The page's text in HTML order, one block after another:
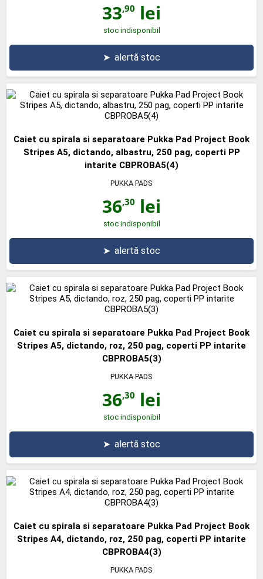
33,90 lei
stoc indisponibil
➤ alertă stoc
Caiet cu spirala si separatoare Pukka Pad Project Book
Stripes A5, dictando, albastru, 250 pag, coperti PP
intarite CBPROBA5(4)
PUKKA PADS
36,30 lei
stoc indisponibil
➤ alertă stoc
Caiet cu spirala si separatoare Pukka Pad Project Book
Stripes A5, dictando, roz, 250 pag, coperti PP intarite
CBPROBA5(3)
PUKKA PADS
36,30 lei
stoc indisponibil
➤ alertă stoc
Caiet cu spirala si separatoare Pukka Pad Project Book
Stripes A4, dictando, roz, 250 pag, coperti PP intarite
CBPROBA4(3)
PUKKA PADS